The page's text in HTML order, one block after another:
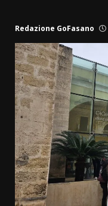
Redazione GoFasano